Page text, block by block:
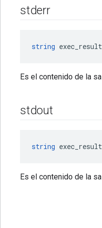
stderr
string
Es el contenido de la
stdout
string
Es el contenido de la